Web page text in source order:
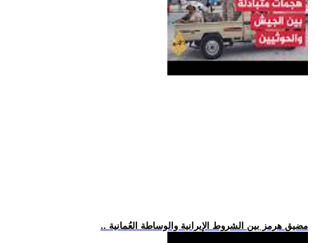
.. مضيق هرمز بين الشروط الإيرانية والوساطة العُمانية